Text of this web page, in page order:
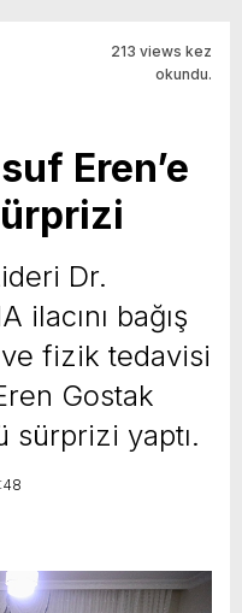
213 views kez
okundu.
Eren’e
Dr.
ilacını bağış
ve fizik tedavisi
Gostak
sürprizi yaptı.